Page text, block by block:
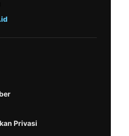
Privasi